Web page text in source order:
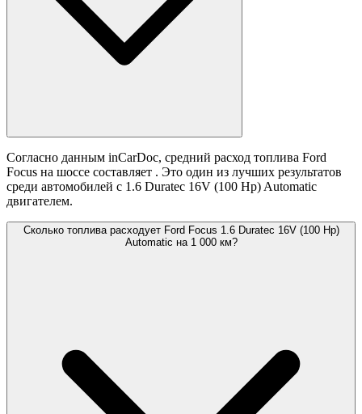
Согласно данным inCarDoc, средний расход топлива Ford
Focus на шоссе составляет . Это один из лучших результатов
среди автомобилей с 1.6 Duratec 16V (100 Hp) Automatic
двигателем.
Сколько топлива расходует Ford Focus 1.6 Duratec 16V (100 Hp)
Automatic на 1 000 км?